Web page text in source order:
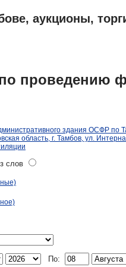
аукционы,
проведению
здания ОСФР по
область, г. Тамбов, ул.
слов
По: